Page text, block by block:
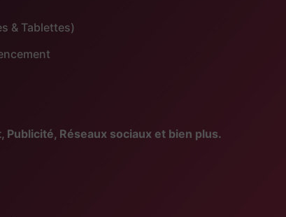
& Tablettes)
Réseaux sociaux et bien plus.